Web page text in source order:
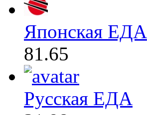
Японская ЕДА
81.65
Русская ЕДА